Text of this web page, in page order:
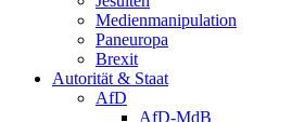
Medienmanipulation
Paneuropa
Brexit
Autorität & Staat
AfD
AfD-MdB